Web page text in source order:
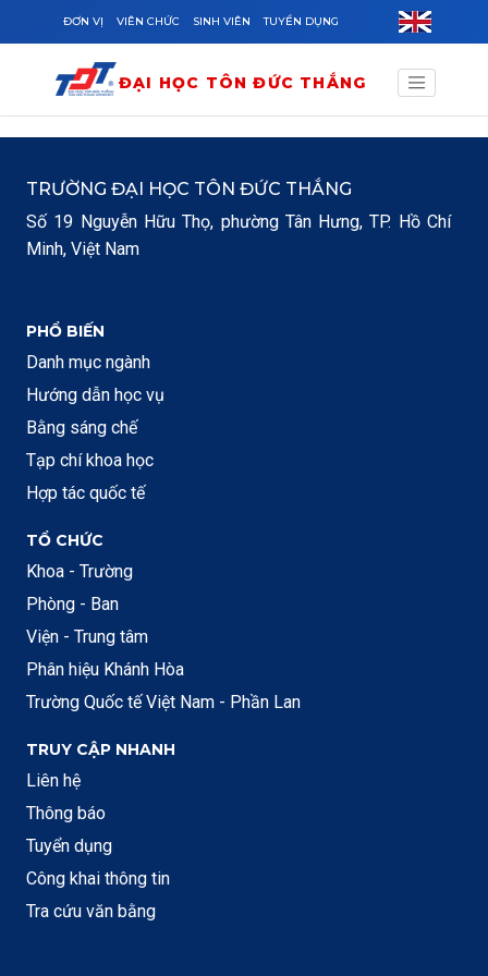
Skip to main content
ĐƠN VỊ VIÊN CHỨC SINH VIÊN TUYỂN DỤNG
ĐẠI HỌC TÔN ĐỨC THẮNG
TRƯỜNG ĐẠI HỌC TÔN ĐỨC THẮNG
Số 19 Nguyễn Hữu Thọ, phường Tân Hưng, TP. Hồ Chí
Minh, Việt Nam
PHỔ BIẾN
Danh mục ngành
Hướng dẫn học vụ
Bằng sáng chế
Tạp chí khoa học
Hợp tác quốc tế
TỔ CHỨC
Khoa - Trường
Phòng - Ban
Viện - Trung tâm
Phân hiệu Khánh Hòa
Trường Quốc tế Việt Nam - Phần Lan
TRUY CẬP NHANH
Liên hệ
Thông báo
Tuyển dụng
Công khai thông tin
Tra cứu văn bằng